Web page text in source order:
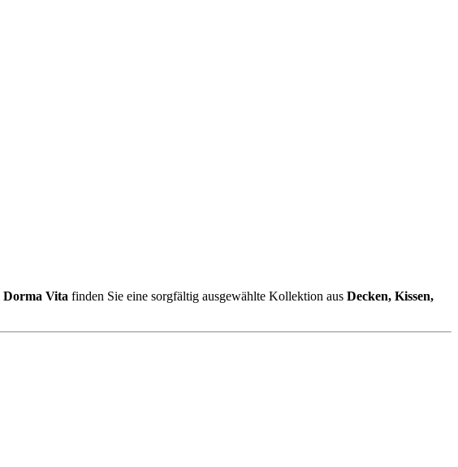
Dorma Vita finden Sie eine sorgfältig ausgewählte Kollektion aus Decken, Kissen,